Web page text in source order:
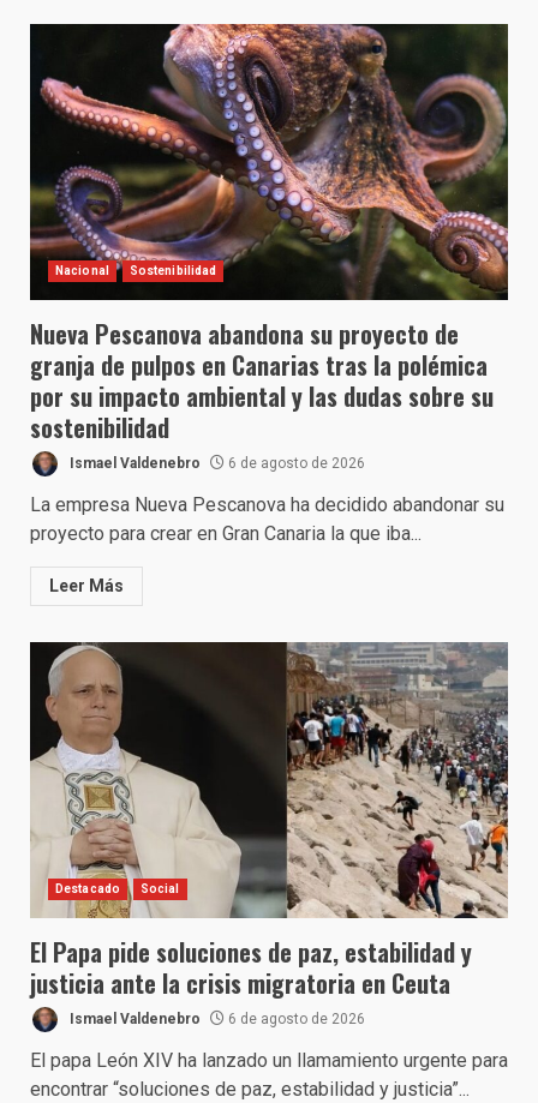
Nacional Sostenibilidad
Nueva Pescanova abandona su proyecto de
granja de pulpos en Canarias tras la polémica
por su impacto ambiental y las dudas sobre su
sostenibilidad
Ismael Valdenebro 6 de agosto de 2026
La empresa Nueva Pescanova ha decidido abandonar su
proyecto para crear en Gran Canaria la que iba...
Leer Más
Destacado Social
El Papa pide soluciones de paz, estabilidad y
justicia ante la crisis migratoria en Ceuta
Ismael Valdenebro 6 de agosto de 2026
El papa León XIV ha lanzado un llamamiento urgente para
encontrar “soluciones de paz, estabilidad y justicia”...